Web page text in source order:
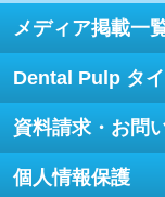
メディア掲載一
Dental Pulp タ
資料請求・お問
個人情報保護